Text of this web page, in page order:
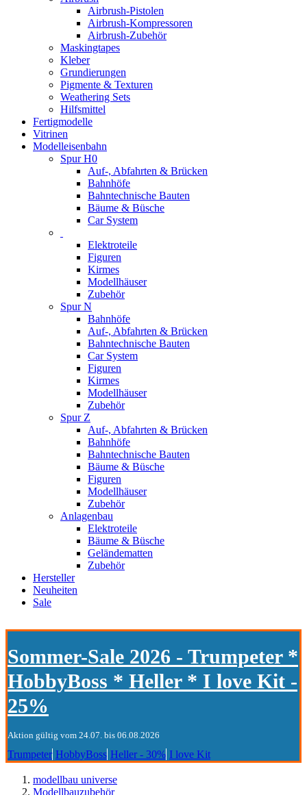
Airbrush-Pistolen
Airbrush-Kompressoren
Airbrush-Zubehör
Maskingtapes
Kleber
Grundierungen
Pigmente & Texturen
Weathering Sets
Hilfsmittel
Fertigmodelle
Vitrinen
Modelleisenbahn
Spur H0
Auf-, Abfahrten & Brücken
Bahnhöfe
Bahntechnische Bauten
Bäume & Büsche
Car System
Elektroteile
Figuren
Kirmes
Modellhäuser
Zubehör
Spur N
Bahnhöfe
Auf-, Abfahrten & Brücken
Bahntechnische Bauten
Car System
Figuren
Kirmes
Modellhäuser
Zubehör
Spur Z
Auf-, Abfahrten & Brücken
Bahnhöfe
Bahntechnische Bauten
Bäume & Büsche
Figuren
Modellhäuser
Zubehör
Anlagenbau
Elektroteile
Bäume & Büsche
Geländematten
Zubehör
Hersteller
Neuheiten
Sale
Sommer-Sale 2026 - Trumpeter *
HobbyBoss * Heller * I love Kit -
25%
Aktion gültig vom 24.07. bis 06.08.2026
Trumpeter HobbyBoss Heller - 30% I love Kit
modellbau universe
Modellbauzubehör